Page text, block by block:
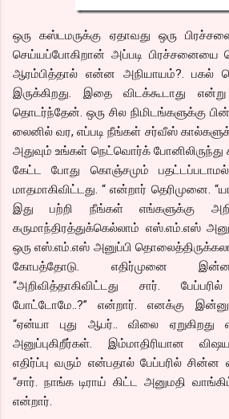
ஒரு கஸ்டமருக்கு ஏதாவது ஒரு
செய்யப்போகிறான் அப்படி பிரச்சனையை
ஆரம்பித்தால் என்ன அநியாயம்?.
இருக்கிறது. இதை விடக்கூடாது
தொடர்ந்தேன். ஒரு சில நிமிடங்களுக்கு
லைனில் வர, எப்படி நீங்கள் சர்வீஸ்
அதுவும் உங்கள் நெட்வொர்க் போனிலிருந்து
கேட்ட போது கொஞ்சமும்
மாதமாகிவிட்டது. “ என்றார் தெரிமுனை.
இது பற்றி நீங்கள் எங்களுக்கு
கருமாந்திரத்துக்கெல்லாம் எஸ்.எம்.எஸ்
ஒரு எஸ்.எம்.எஸ் அனுப்பி
கோபத்தோடு. எதிர்முனை
“அறிவித்தாகிவிட்டது சார்.
போட்டோமே..?” என்றார். எனக்கு
“ஏன்யா புது ஆபர்.. விலை
அனுப்புகிறீர்கள். இம்மாதிரியான
எதிர்ப்பு வரும் என்பதால் பேப்பரில் சின்ன
“சார். நாங்க டிராய் கிட்ட அனுமதி
என்றார்.